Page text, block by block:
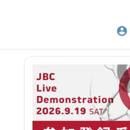
account_circle